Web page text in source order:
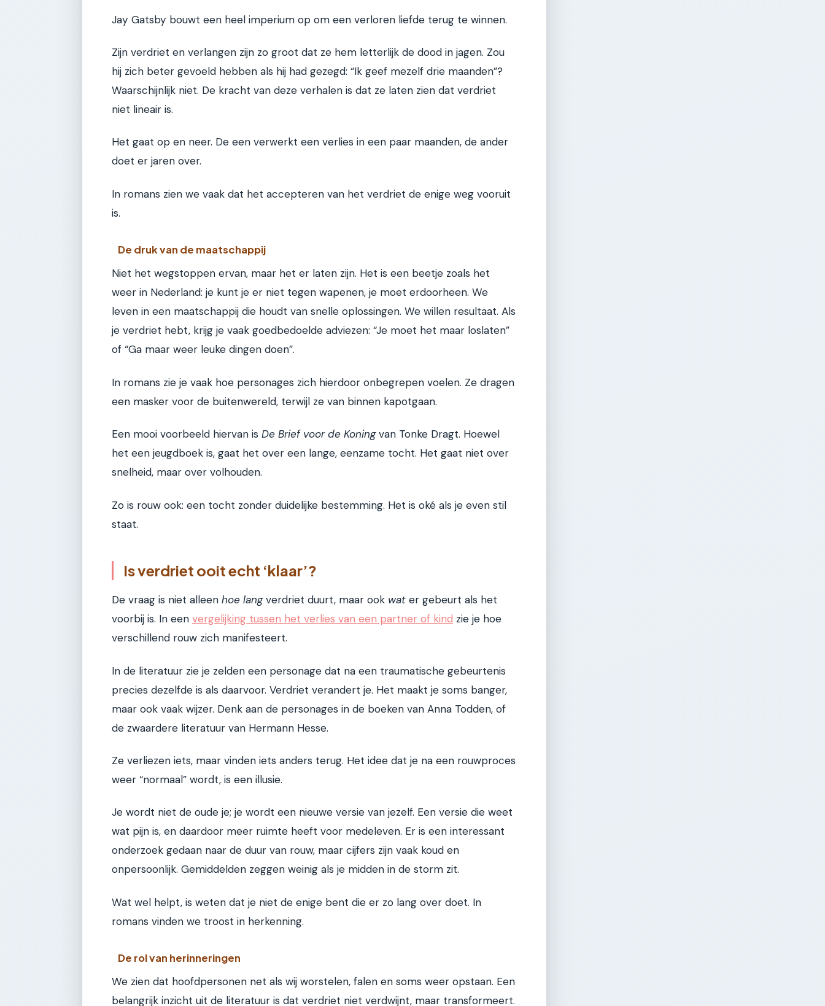
Jay Gatsby bouwt een heel imperium op om een verloren liefde terug te winnen.
Zijn verdriet en verlangen zijn zo groot dat ze hem letterlijk de dood in jagen. Zou
hij zich beter gevoeld hebben als hij had gezegd: “Ik geef mezelf drie maanden”?
Waarschijnlijk niet. De kracht van deze verhalen is dat ze laten zien dat verdriet
niet lineair is.
Het gaat op en neer. De een verwerkt een verlies in een paar maanden, de ander
doet er jaren over.
In romans zien we vaak dat het accepteren van het verdriet de enige weg vooruit
is.
De druk van de maatschappij
Niet het wegstoppen ervan, maar het er laten zijn. Het is een beetje zoals het
weer in Nederland: je kunt je er niet tegen wapenen, je moet erdoorheen. We
leven in een maatschappij die houdt van snelle oplossingen. We willen resultaat. Als
je verdriet hebt, krijg je vaak goedbedoelde adviezen: “Je moet het maar loslaten”
of “Ga maar weer leuke dingen doen”.
In romans zie je vaak hoe personages zich hierdoor onbegrepen voelen. Ze dragen
een masker voor de buitenwereld, terwijl ze van binnen kapotgaan.
Een mooi voorbeeld hiervan is De Brief voor de Koningvan Tonke Dragt. Hoewel
het een jeugdboek is, gaat het over een lange, eenzame tocht. Het gaat niet over
snelheid, maar over volhouden.
Zo is rouw ook: een tocht zonder duidelijke bestemming. Het is oké als je even stil
staat.
Is verdriet ooit echt ‘klaar’?
De vraag is niet alleen hoe langverdriet duurt, maar ook wat er gebeurt als het
voorbij is. In een vergelijking tussen het verlies van een partner of kind zie je hoe
verschillend rouw zich manifesteert.
In de literatuur zie je zelden een personage dat na een traumatische gebeurtenis
precies dezelfde is als daarvoor. Verdriet verandert je. Het maakt je soms banger,
maar ook vaak wijzer. Denk aan de personages in de boeken van Anna Todden, of
de zwaardere literatuur van Hermann Hesse.
Ze verliezen iets, maar vinden iets anders terug. Het idee dat je na een rouwproces
weer “normaal” wordt, is een illusie.
Je wordt niet de oude je; je wordt een nieuwe versie van jezelf. Een versie die weet
wat pijn is, en daardoor meer ruimte heeft voor medeleven. Er is een interessant
onderzoek gedaan naar de duur van rouw, maar cijfers zijn vaak koud en
onpersoonlijk. Gemiddelden zeggen weinig als je midden in de storm zit.
Wat wel helpt, is weten dat je niet de enige bent die er zo lang over doet. In
romans vinden we troost in herkenning.
De rol van herinneringen
We zien dat hoofdpersonen net als wij worstelen, falen en soms weer opstaan. Een
belangrijk inzicht uit de literatuur is dat verdriet niet verdwijnt, maar transformeert.